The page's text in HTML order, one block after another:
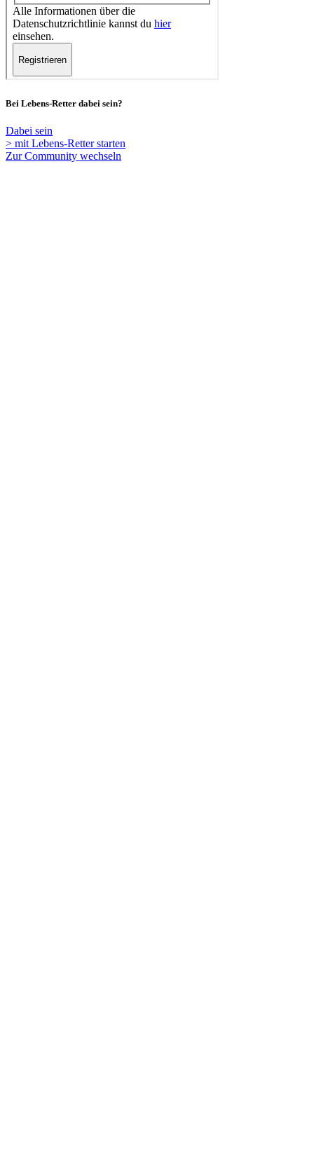
Bei Lebens-Retter dabei sein?
Dabei sein
> mit Lebens-Retter starten
Zur Community wechseln